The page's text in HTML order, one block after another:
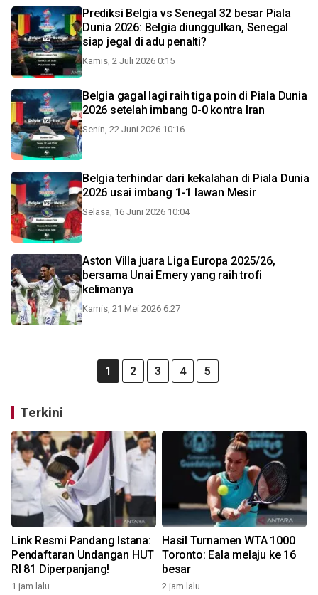
Prediksi Belgia vs Senegal 32 besar Piala
Dunia 2026: Belgia diunggulkan, Senegal
siap jegal di adu penalti?
Kamis, 2 Juli 2026 0:15
Belgia gagal lagi raih tiga poin di Piala Dunia
2026 setelah imbang 0-0 kontra Iran
Senin, 22 Juni 2026 10:16
Belgia terhindar dari kekalahan di Piala Dunia
2026 usai imbang 1-1 lawan Mesir
Selasa, 16 Juni 2026 10:04
Aston Villa juara Liga Europa 2025/26,
bersama Unai Emery yang raih trofi
kelimanya
Kamis, 21 Mei 2026 6:27
1 2 3 4 5
Terkini
Link Resmi Pandang Istana:
Pendaftaran Undangan HUT
RI 81 Diperpanjang!
1 jam lalu
Hasil Turnamen WTA 1000
Toronto: Eala melaju ke 16
besar
2 jam lalu